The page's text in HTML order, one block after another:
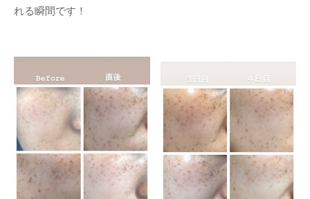
れる瞬間です！